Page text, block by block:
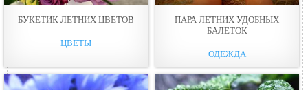
БУКЕТИК ЛЕТНИХ ЦВЕТОВ
ЦВЕТЫ
ПАРА ЛЕТНИХ УДОБНЫХ
БАЛЕТОК
ОДЕЖДА